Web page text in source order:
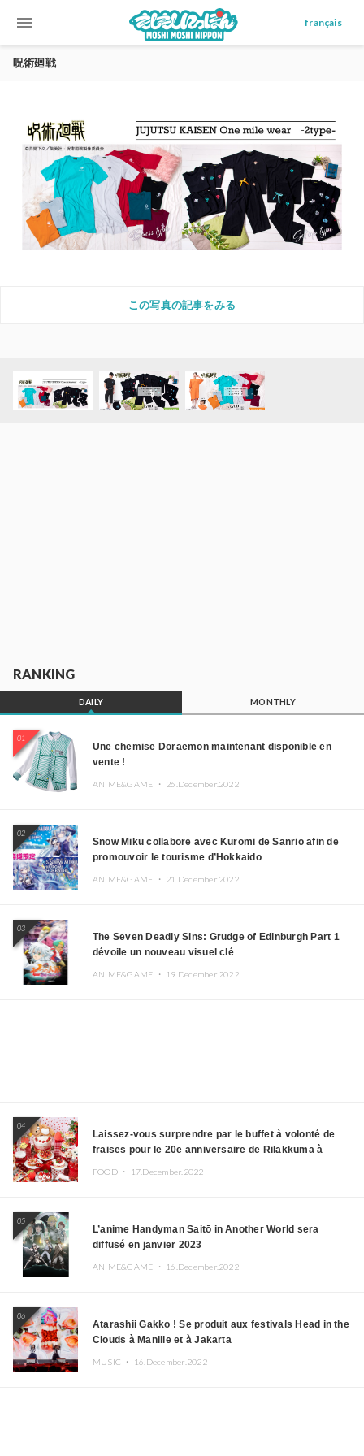
menu français
呪術廻戦
この写真の記事をみる
RANKING
DAILY MONTHLY
01
Une chemise Doraemon maintenant disponible en
vente !
ANIME&GAME ・ 26.December.2022
02
Snow Miku collabore avec Kuromi de Sanrio afin de
promouvoir le tourisme d’Hokkaido
ANIME&GAME ・ 21.December.2022
03
The Seven Deadly Sins: Grudge of Edinburgh Part 1
dévoile un nouveau visuel clé
ANIME&GAME ・ 19.December.2022
04
Laissez-vous surprendre par le buffet à volonté de
fraises pour le 20e anniversaire de Rilakkuma à
FOOD ・ 17.December.2022
05
L’anime Handyman Saitō in Another World sera
diffusé en janvier 2023
ANIME&GAME ・ 16.December.2022
06
Atarashii Gakko ! Se produit aux festivals Head in the
Clouds à Manille et à Jakarta
MUSIC ・ 16.December.2022